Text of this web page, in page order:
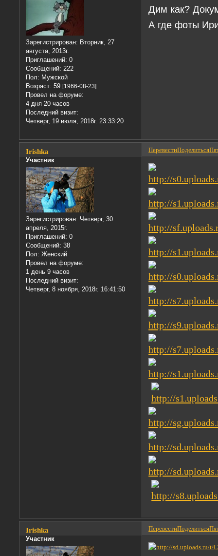
Зарегистрирован: Вторник, 27
августа, 2013г.
Приглашений: 0
Сообщений: 222
Пол: Мужской
Возраст: 59[1966-08-23]
Провел на форуме:
4 дня 20 часов
Последний визит:
Четверг, 19 июля, 2018г. 23:33:20
Дим как?
А где фоты
ПеревестиПоделиться
Irishka
Участник
Зарегистрирован: Четверг, 30
апреля, 2015г.
Приглашений: 0
Сообщений: 38
Пол: Женский
Провел на форуме:
1 день 9 часов
Последний визит:
Четверг, 8 ноября, 2018г. 16:41:50
ПеревестиПоделиться
Irishka
Участник